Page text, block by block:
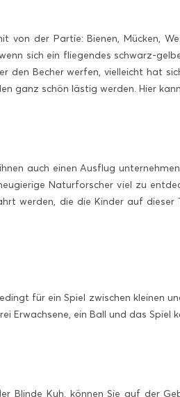
von der Partie: Bienen, Mücken,
sich ein fliegendes schwarz-
den Becher werfen, vielleicht hat
ganz schön lästig werden. Hier
auch einen Ausflug
Naturforscher viel zu
werden, die die Kinder auf
für ein Spiel zwischen kleinen
Erwachsene, ein Ball und das Spiel
Blinde Kuh, können Sie auf der